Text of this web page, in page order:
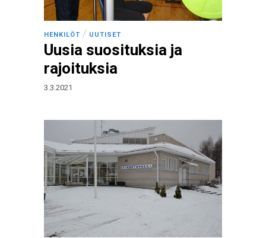
HENKILÖT / UUTISET
Uusia suosituksia ja
rajoituksia
3.3.2021